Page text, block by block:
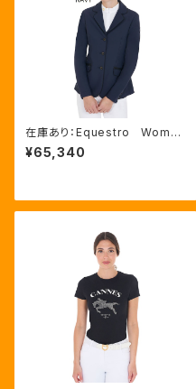
在庫あり：Equestro Wome
n's 撥水 競技用ジャケット
３色（ETW00054）
¥65,340